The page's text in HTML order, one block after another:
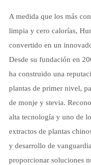
A medida que los más
limpia y cero calorías,
convertido en un
Desde su fundación en
ha construido una
plantas de primer nivel,
de monje y stevia.
alta tecnología y uno de
extractos de plantas
y desarrollo de
proporcionar soluciones